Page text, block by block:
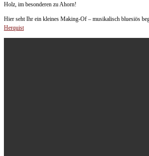
Holz, im besonderen zu Ahorn!
Hier seht Ihr ein kleines Making-Of – musikalisch bluesiös
Herquist